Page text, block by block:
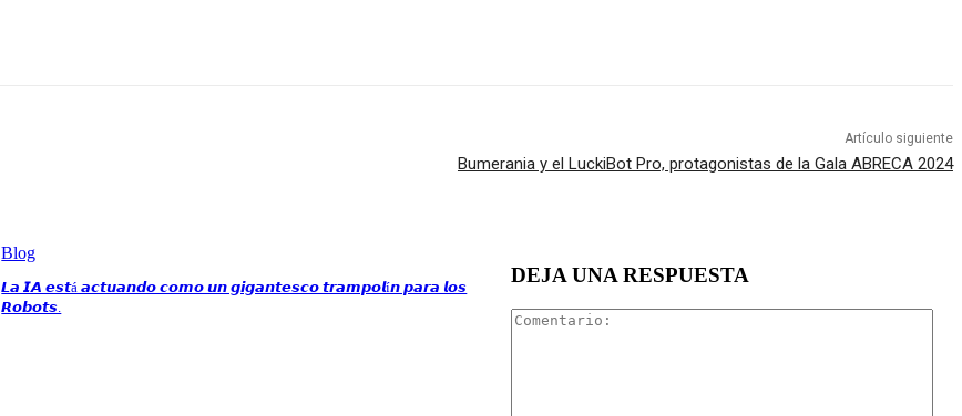
Artículo siguiente
Bumerania y el LuckiBot Pro, protagonistas de la Gala ABRECA 2024
Blog
𝙇𝙖 𝙄𝘼 𝙚𝙨𝙩á 𝙖𝙘𝙩𝙪𝙖𝙣𝙙𝙤 𝙘𝙤𝙢𝙤 𝙪𝙣 𝙜𝙞𝙜𝙖𝙣𝙩𝙚𝙨𝙘𝙤 𝙩𝙧𝙖𝙢𝙥𝙤𝙡í𝙣 𝙥𝙖𝙧𝙖 𝙡𝙤𝙨
𝙍𝙤𝙗𝙤𝙩𝙨.
DEJA UNA RESPUESTA